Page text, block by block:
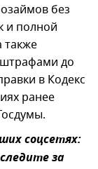
без
и полной
также
до
в Кодекс
ранее
соцсетях:
за